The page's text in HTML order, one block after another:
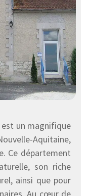
est un magnifique
Aquitaine,
Ce département
son riche
ainsi que pour
Au cœur de